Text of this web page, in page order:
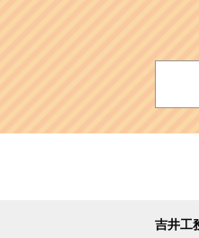
吉井工